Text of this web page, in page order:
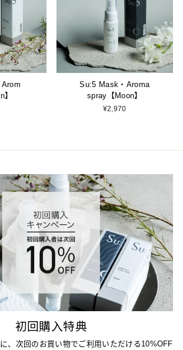
Su:5 Mask・Aroma
spray【Moon】
¥2,970
初回購入特典
、次回のお買い物でご利用いただける10%OFF